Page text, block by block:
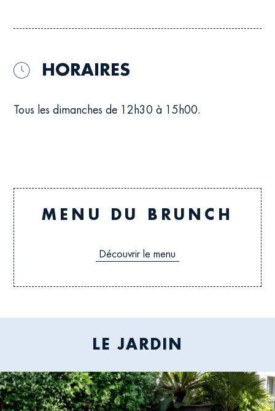
HOURS
HORAIRES
Tous les dimanches de 12h30 à 15h00.
MENU DU BRUNCH
Découvrir le menu
LE JARDIN